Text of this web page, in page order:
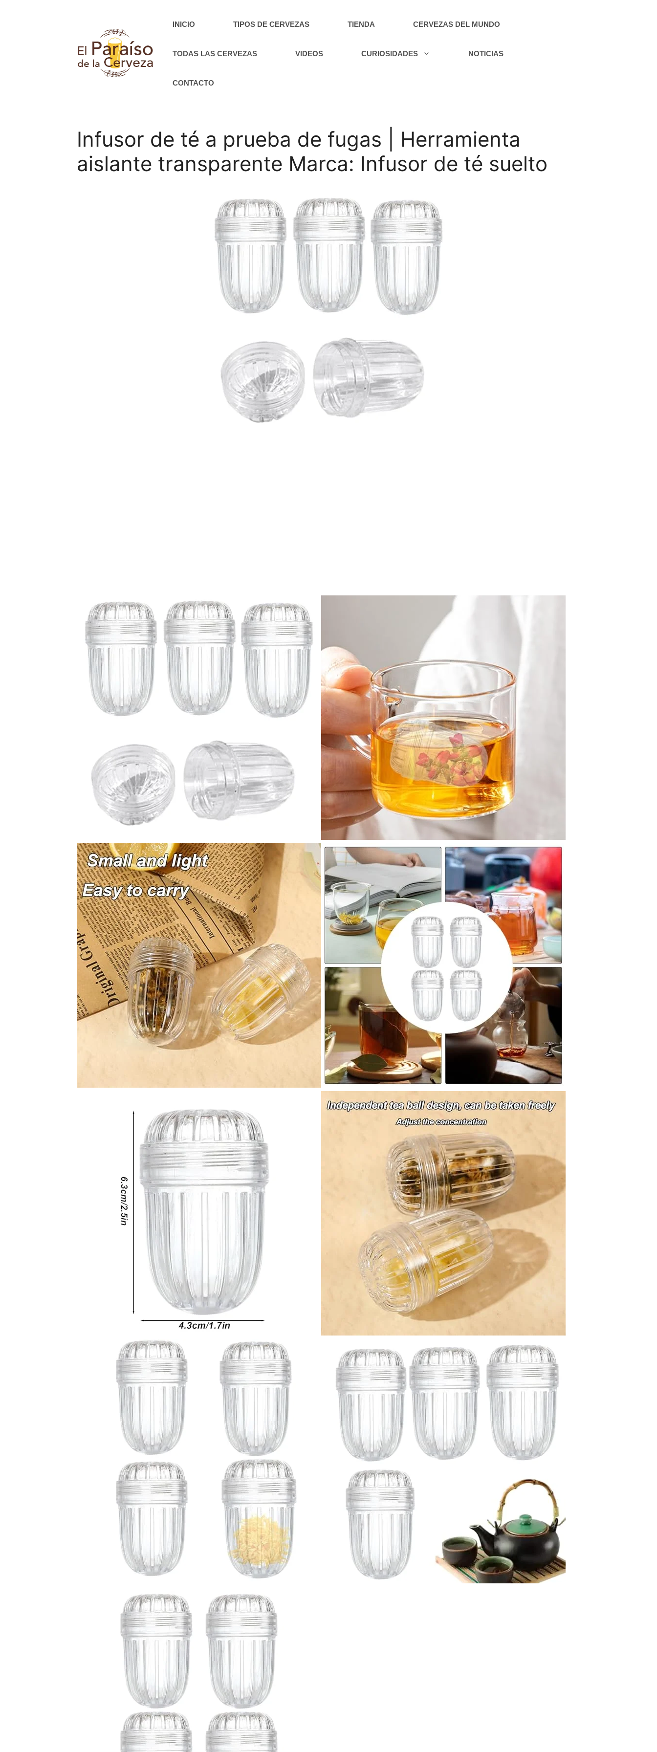
INICIO TIPOS DE CERVEZAS TIENDA CERVEZAS DEL MUNDO
TODAS LAS CERVEZAS VIDEOS CURIOSIDADES NOTICIAS
CONTACTO
Infusor de té a prueba de fugas | Herramienta
aislante transparente Marca: Infusor de té suelto